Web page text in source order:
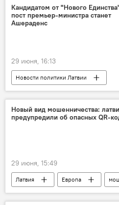
поставка оружия
наемник
Кандидатом от "Нового
пост премьер-министра станет
Ашераденс
29 июня, 16:13
Новости политики Латвии
Арвилс Ашераденс
Новый вид мошенничества:
предупредили об опасных QR-
29 июня, 15:49
Латвия Европа
кража